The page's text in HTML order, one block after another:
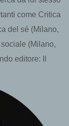
come Critica
del sé (Milano,
(Milano,
editore: Il